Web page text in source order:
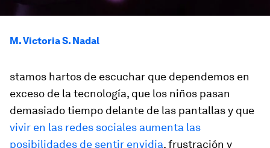
M. Victoria S. Nadal
stamos hartos de escuchar que dependemos en
exceso de la tecnología, que los niños pasan
demasiado tiempo delante de las pantallas y que
vivir en las redes sociales aumenta las
posibilidades de sentir envidia, frustración y